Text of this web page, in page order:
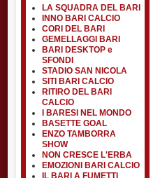
LA SQUADRA DEL BARI
INNO BARI CALCIO
CORI DEL BARI
GEMELLAGGI BARI
BARI DESKTOP e
SFONDI
STADIO SAN NICOLA
SITI BARI CALCIO
RITIRO DEL BARI
CALCIO
I BARESI NEL MONDO
BASETTE GOAL
ENZO TAMBORRA
SHOW
NON CRESCE L'ERBA
EMOZIONI BARI CALCIO
IL BARI A FUMETTI